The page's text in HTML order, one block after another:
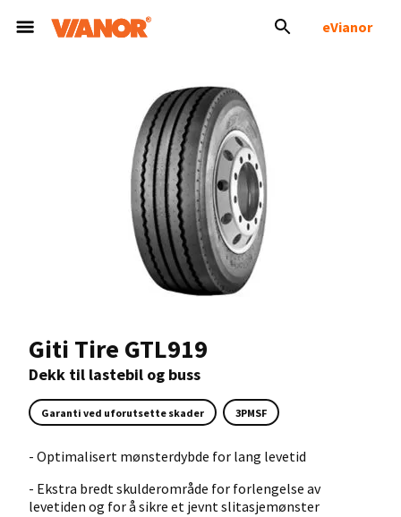
eVianor
Giti Tire GTL919
Dekk til lastebil og buss
Garanti ved uforutsette skader 3PMSF
- Optimalisert mønsterdybde for lang levetid
- Ekstra bredt skulderområde for forlengelse av
levetiden og for å sikre et jevnt slitasjemønster